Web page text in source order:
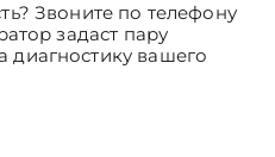
Звоните по телефону
задаст пару
диагностику вашего